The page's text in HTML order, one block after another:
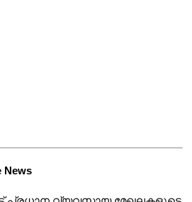
News